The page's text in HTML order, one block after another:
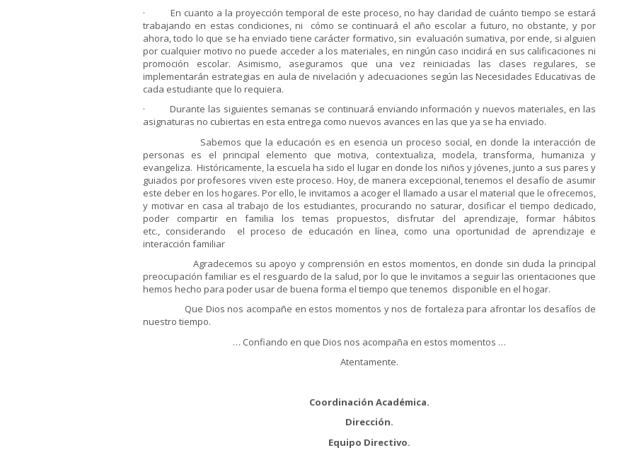
· En cuanto a la proyección temporal de este proceso, no hay claridad de cuánto tiempo se estará
trabajando en estas condiciones, ni cómo se continuará el año escolar a futuro, no obstante, y por
ahora, todo lo que se ha enviado tiene carácter formativo, sin evaluación sumativa, por ende, si alguien
por cualquier motivo no puede acceder a los materiales, en ningún caso incidirá en sus calificaciones ni
promoción escolar. Asimismo, aseguramos que una vez reiniciadas las clases regulares, se
implementarán estrategias en aula de nivelación y adecuaciones según las Necesidades Educativas de
cada estudiante que lo requiera.
· Durante las siguientes semanas se continuará enviando información y nuevos materiales, en las
asignaturas no cubiertas en esta entrega como nuevos avances en las que ya se ha enviado.
Sabemos que la educación es en esencia un proceso social, en donde la interacción de
personas es el principal elemento que motiva, contextualiza, modela, transforma, humaniza y
evangeliza. Históricamente, la escuela ha sido el lugar en donde los niños y jóvenes, junto a sus pares y
guiados por profesores viven este proceso. Hoy, de manera excepcional, tenemos el desafío de asumir
este deber en los hogares. Por ello, le invitamos a acoger el llamado a usar el material que le ofrecemos,
y motivar en casa al trabajo de los estudiantes, procurando no saturar, dosificar el tiempo dedicado,
poder compartir en familia los temas propuestos, disfrutar del aprendizaje, formar hábitos
etc., considerando el proceso de educación en línea, como una oportunidad de aprendizaje e
interacción familiar
Agradecemos su apoyo y comprensión en estos momentos, en donde sin duda la principal
preocupación familiar es el resguardo de la salud, por lo que le invitamos a seguir las orientaciones que
hemos hecho para poder usar de buena forma el tiempo que tenemos disponible en el hogar.
Que Dios nos acompañe en estos momentos y nos de fortaleza para afrontar los desafíos de
nuestro tiempo.
… Confiando en que Dios nos acompaña en estos momentos …
Atentamente.
Coordinación Académica.
Dirección.
Equipo Directivo.